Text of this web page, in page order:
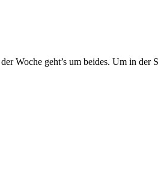
Woche geht’s um beides. Um in der